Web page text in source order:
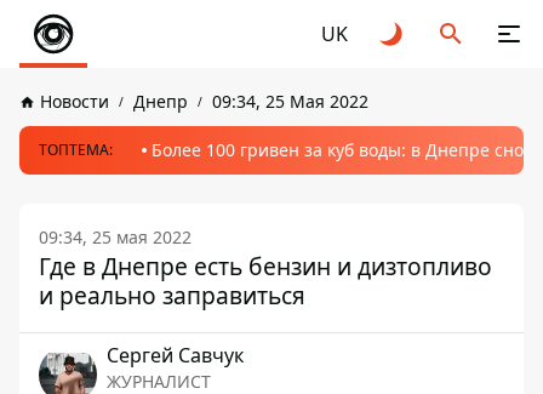
UK
Новости Днепр 09:34, 25 Мая 2022
ТОПТЕМА: Более 100 гривен за куб воды: в Днепре
09:34, 25 мая 2022
Где в Днепре есть бензин и дизтопливо
и реально заправиться
Сергей Савчук
ЖУРНАЛИСТ